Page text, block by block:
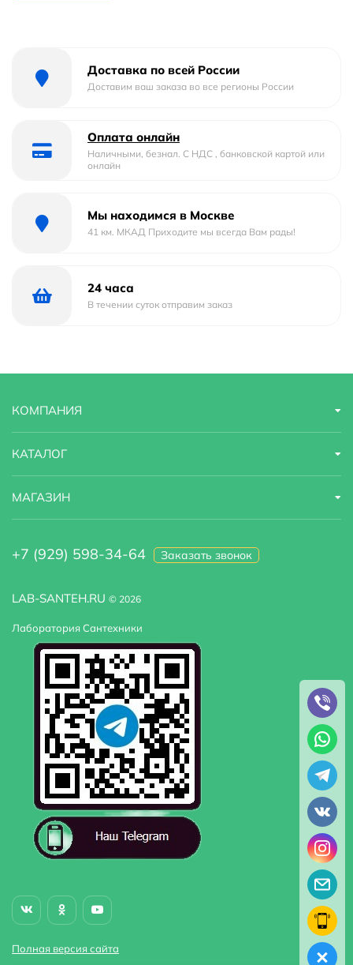
Доставка по всей России
Доставим ваш заказа во все регионы России
Оплата онлайн
Наличными, безнал. С НДС , банковской картой или
онлайн
Мы находимся в Москве
41 км. МКАД Приходите мы всегда Вам рады!
24 часа
В течении суток отправим заказ
LAB-SANTEH.RU © 2026
Лаборатория Сантехники
Полная версия сайта
КОМПАНИЯ
КАТАЛОГ
МАГАЗИН
+7 (929) 598-34-64 Заказать звонок